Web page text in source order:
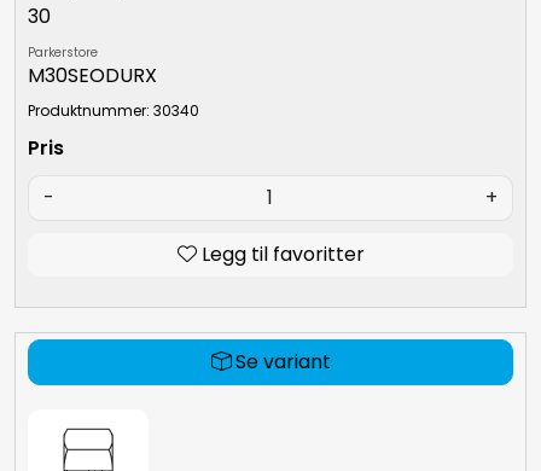
30
Parkerstore
M30SEODURX
Produktnummer: 30340
- +
Legg til favoritter
Se variant